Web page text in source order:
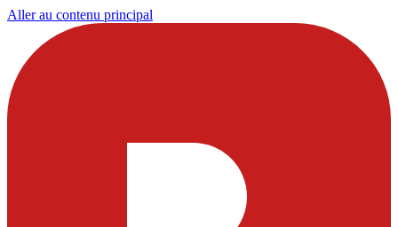
Aller au contenu principal